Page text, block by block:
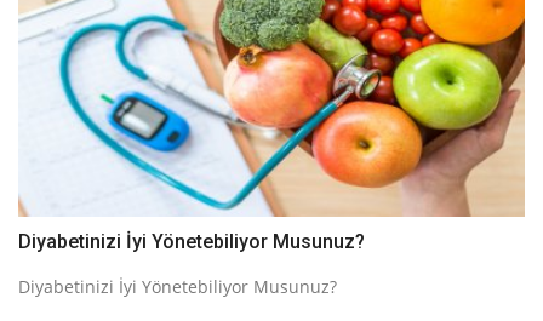
Diyabetinizi İyi Yönetebiliyor Musunuz?
Diyabetinizi İyi Yönetebiliyor Musunuz?